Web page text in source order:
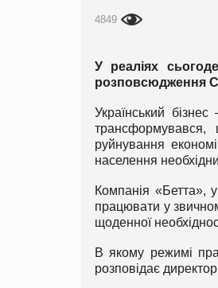
4849
У реаліях
розповсюдження
Український
трансформувався,
руйнування
населення
Компанія «Бетта»,
працювати у
щоденної
В якому режимі
розповідає